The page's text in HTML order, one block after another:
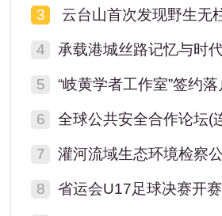
3 云台山首次发现野生无
4 承载港城丝路记忆与时
5 “岐黄学者工作室”签约
6 全球公共安全合作论坛(
7 灌河流域生态环境检察
8 省运会U17足球决赛开赛